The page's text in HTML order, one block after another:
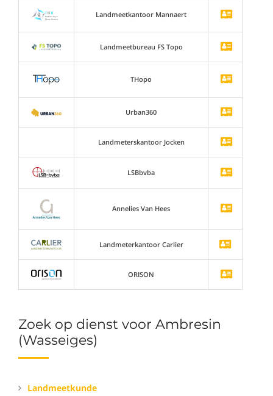
Zoek op dienst voor Ambresin
(Wasseiges)
Landmeetkunde
Landmeetkantoor Mannaert
Landmeetbureau FS Topo
THopo
Urban360
Landmeterskantoor Jocken
LSBbvba
Annelies Van Hees
Landmeterkantoor Carlier
ORISON